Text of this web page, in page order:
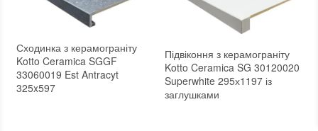
Сходинка з керамограніту
Kotto Ceramica SGGF
33060019 Est Antracyt
325x597
Підвіконня з керамограніту
Kotto Ceramica SG 30120020
Superwhite 295х1197 із
заглушками